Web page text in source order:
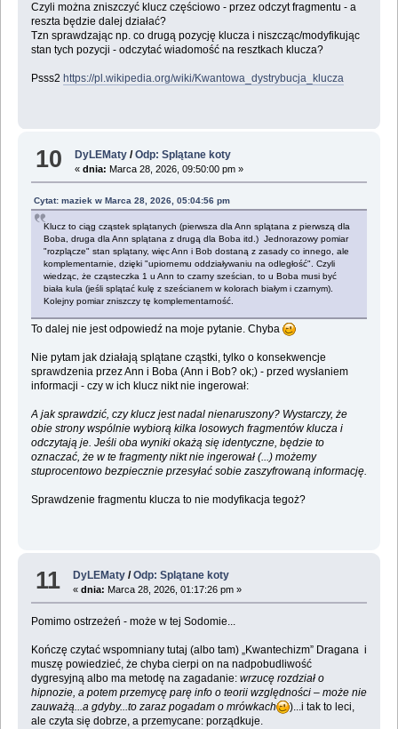
Czyli można zniszczyć klucz częściowo - przez odczyt fragmentu - a
reszta będzie dalej działać?
Tzn sprawdzając np. co drugą pozycję klucza i niszcząc/modyfikując
stan tych pozycji - odczytać wiadomość na resztkach klucza?
Psss2 https://pl.wikipedia.org/wiki/Kwantowa_dystrybucja_klucza
10 DyLEMaty /Odp: Splątane koty
«dnia: Marca 28, 2026, 09:50:00 pm »
Cytat: maziek w Marca 28, 2026, 05:04:56 pm
Klucz to ciąg cząstek splątanych (pierwsza dla Ann splątana z pierwszą dla
Boba, druga dla Ann splątana z drugą dla Boba itd.) Jednorazowy pomiar
"rozplącze" stan splątany, więc Ann i Bob dostaną z zasady co innego, ale
komplementarnie, dzięki "upiornemu oddziaływaniu na odległość". Czyli
wiedząc, że cząsteczka 1 u Ann to czarny sześcian, to u Boba musi być
biała kula (jeśli splątać kulę z sześcianem w kolorach białym i czarnym).
Kolejny pomiar zniszczy tę komplementarność.
To dalej nie jest odpowiedź na moje pytanie. Chyba
Nie pytam jak działają splątane cząstki, tylko o konsekwencje
sprawdzenia przez Ann i Boba (Ann i Bob? ok;) - przed wysłaniem
informacji - czy w ich klucz nikt nie ingerował:
A jak sprawdzić, czy klucz jest nadal nienaruszony? Wystarczy, że
obie strony wspólnie wybiorą kilka losowych fragmentów klucza i
odczytają je. Jeśli oba wyniki okażą się identyczne, będzie to
oznaczać, że w te fragmenty nikt nie ingerował (...) możemy
stuprocentowo bezpiecznie przesyłać sobie zaszyfrowaną informację.
Sprawdzenie fragmentu klucza to nie modyfikacja tegoż?
11 DyLEMaty /Odp: Splątane koty
«dnia: Marca 28, 2026, 01:17:26 pm »
Pomimo ostrzeżeń - może w tej Sodomie...
Kończę czytać wspomniany tutaj (albo tam) „Kwantechizm” Dragana i
muszę powiedzieć, że chyba cierpi on na nadpobudliwość
dygresyjną albo ma metodę na zagadanie: wrzucę rozdział o
hipnozie, a potem przemycę parę info o teorii względności – może nie
zauważą...a gdyby...to zaraz pogadam o mrówkach
)...i tak to leci,
ale czyta się dobrze, a przemycane: porządkuje.